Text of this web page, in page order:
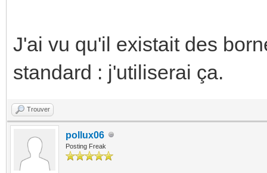
J'ai vu qu'il existait des
standard : j'utiliserai ça.
Trouver
pollux06
Posting Freak